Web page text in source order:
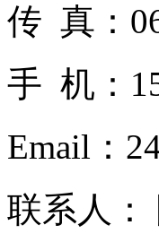
传 真：
手 机：
Email：
联系人：